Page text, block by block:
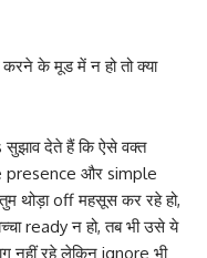
करने के मूड में न हो तो क्या
देते हैं कि ऐसे वक्त
presence और simple
थोड़ा off महसूस कर रहे हो,
ready न हो, तब भी उसे ये
नहीं रहे लेकिन ignore भी